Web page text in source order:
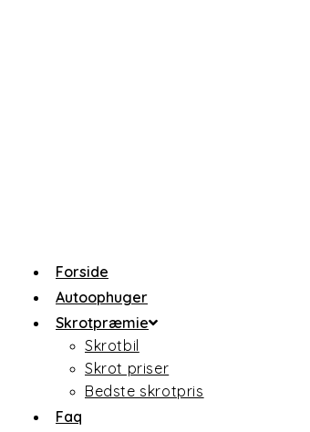
Forside
Autoophuger
Skrotpræmie
Skrotbil
Skrot priser
Bedste skrotpris
Faq